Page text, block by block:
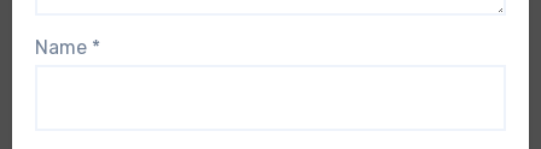
Name *